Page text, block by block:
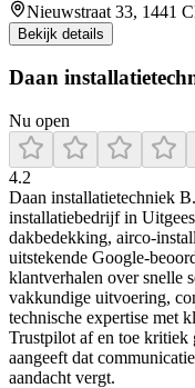
Nieuwstraat 33, 1441
Bekijk details
Daan
Nu open
4.2
Daan installatietechniek
installatiebedrijf in
dakbedekking, airco-
uitstekende Google-
klantverhalen over snelle
vakkundige uitvoering,
technische expertise met
Trustpilot af en toe kritiek
aangeeft dat
aandacht vergt.